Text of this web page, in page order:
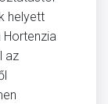
helyett
Hortenzia
az